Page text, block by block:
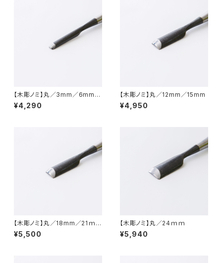
【木彫ノミ】丸／3mm／6mm／
9mm
¥4,290
【木彫ノミ】丸／12mm／15mm
¥4,950
【木彫ノミ】丸／18mm／21ｍ
ｍ
¥5,500
【木彫ノミ】丸／24ｍｍ
¥5,940